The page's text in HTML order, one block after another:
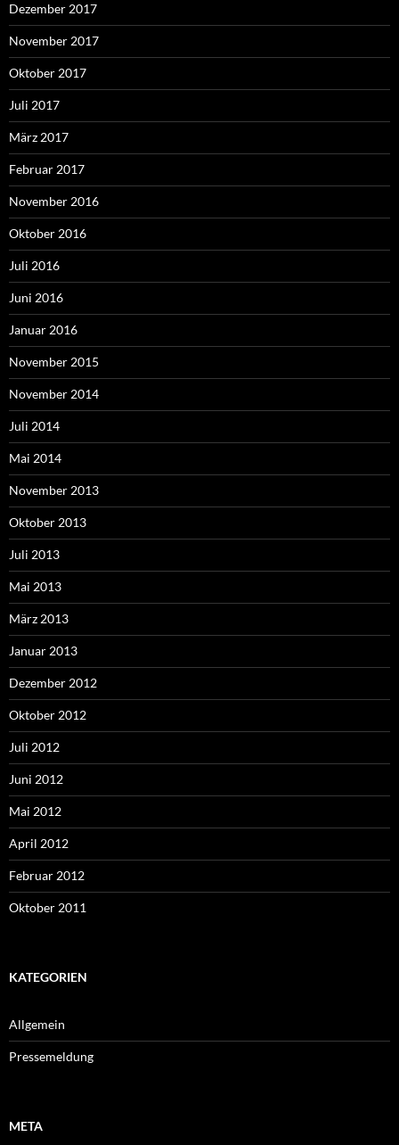
Dezember 2017
November 2017
Oktober 2017
Juli 2017
März 2017
Februar 2017
November 2016
Oktober 2016
Juli 2016
Juni 2016
Januar 2016
November 2015
November 2014
Juli 2014
Mai 2014
November 2013
Oktober 2013
Juli 2013
Mai 2013
März 2013
Januar 2013
Dezember 2012
Oktober 2012
Juli 2012
Juni 2012
Mai 2012
April 2012
Februar 2012
Oktober 2011
KATEGORIEN
Allgemein
Pressemeldung
META